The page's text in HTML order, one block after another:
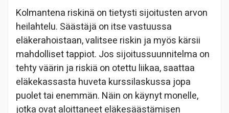
Kolmantena riskinä on tietysti sijoitusten arvon
heilahtelu. Säästäjä on itse vastuussa
eläkerahoistaan, valitsee riskin ja myös kärsii
mahdolliset tappiot. Jos sijoitussuunnitelma on
tehty väärin ja riskiä on otettu liikaa, saattaa
eläkekassasta huveta kurssilaskussa jopa
puolet tai enemmän. Näin on käynyt monelle,
jotka ovat aloittaneet eläkesäästämisen